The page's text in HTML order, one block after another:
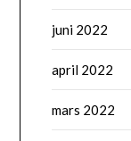
juni 2022
april 2022
mars 2022